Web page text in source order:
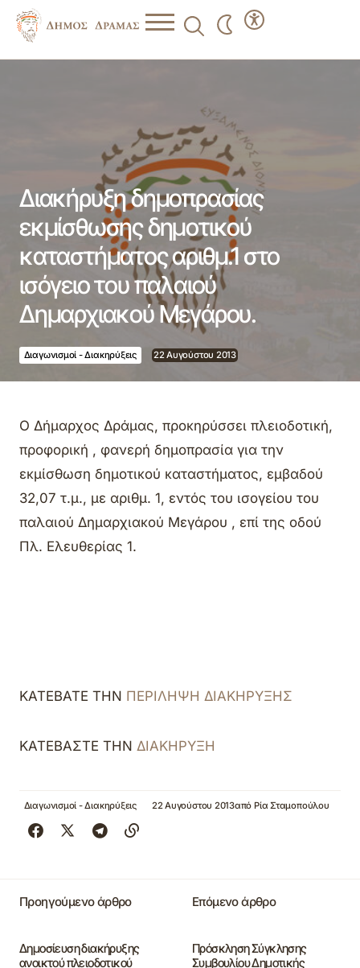
Διακήρυξη δημοπρασίας
εκμίσθωσης δημοτικού
καταστήματος αριθμ.1 στο
ισόγειο του παλαιού
Δημαρχιακού Μεγάρου.
Διαγωνισμοί - Διακηρύξεις 22 Αυγούστου 2013
Ο Δήμαρχος Δράμας, προκηρύσσει πλειοδοτική,
προφορική , φανερή δημοπρασία για την
εκμίσθωση δημοτικού καταστήματος, εμβαδού
32,07 τ.μ., με αριθμ. 1, εντός του ισογείου του
παλαιού Δημαρχιακού Μεγάρου , επί της οδού
Πλ. Ελευθερίας 1.
ΚΑΤΕΒΑΤΕ ΤΗΝ ΠΕΡΙΛΗΨΗ ΔΙΑΚΗΡΥΞΗΣ
ΚΑΤΕΒΑΣΤΕ ΤΗΝ ΔΙΑΚΗΡΥΞΗ
Διαγωνισμοί - Διακηρύξεις 22 Αυγούστου 2013από Ρία Σταμοπούλου
Προηγούμενο άρθρο
Δημοσίευση διακήρυξης
ανοικτού πλειοδοτικού
Επόμενο άρθρο
Πρόσκληση Σύγκλησης
Συμβουλίου Δημοτικής